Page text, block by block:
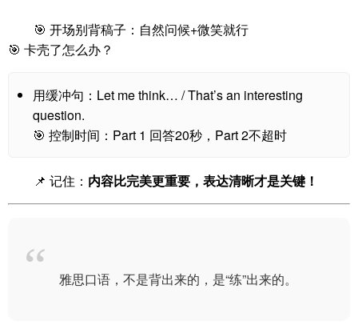
🎯 开场别背稿子：自然问候+微笑就行
🎯 卡壳了怎么办？
用缓冲句：Let me think… / That’s an interesting
question.
🎯 控制时间：Part 1 回答20秒，Part 2不超时
📌 记住： 内容比完美更重要，表达清晰才是关键！
雅思口语，不是背出来的，是“练”出来的。